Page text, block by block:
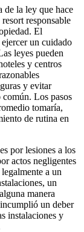
de la ley que hace
responsable
El
un cuidado
leyes pueden
y centros
y evitar
Los pasos
tomaría,
de rutina en
por lesiones a los
actos negligentes
a un
un
manera
un deber
instalaciones y